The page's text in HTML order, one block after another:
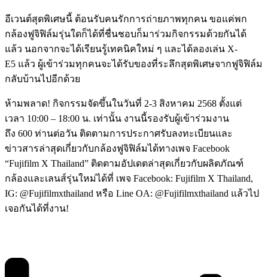
อีเวนต์สุดพิเศษนี้ ต้อนรับคนรักการถ่ายภาพทุกคน ขอแค่พก
กล้องฟูจิฟิล์มรุ่นใดก็ได้ที่ชื่นชอบก็มาร่วมกิจกรรมด้วยกันได้
แล้ว นอกจากจะได้เรียนรู้เทคนิคใหม่ ๆ และได้ลองเล่น X-
E5 แล้ว ผู้เข้าร่วมทุกคนจะได้รับของที่ระลึกสุดพิเศษจากฟูจิฟิล์ม
กลับบ้านไปอีกด้วย
ห้ามพลาด! กิจกรรมจัดขึ้นในวันที่ 2-3 สิงหาคม 2568 ตั้งแต่
เวลา 10:00 – 18:00 น. เท่านั้น งานนี้รองรับผู้เข้าร่วมงาน
ถึง 600 ท่านต่อวัน ติดตามการประกาศรับลงทะเบียนและ
ข่าวสารล่าสุดเกี่ยวกับกล้องฟูจิฟิล์มได้ทางเพจ Facebook
“Fujifilm X Thailand” ติดตามอัปเดตล่าสุดเกี่ยวกับผลิตภัณฑ์
กล้องและเลนส์รุ่นใหม่ได้ที่ เพจ Facebook: Fujifilm X Thailand,
IG: @Fujifilmxthailand หรือ Line OA: @Fujifilmxthailand แล้วไป
เจอกันได้ที่งาน!